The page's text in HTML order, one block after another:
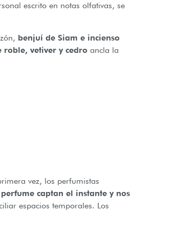
escrito en notas olfativas, se
benjuí de Siam e incienso
roble, vetiver y cedro ancla la
vez, los perfumistas
captan el instante y nos
espacios temporales. Los